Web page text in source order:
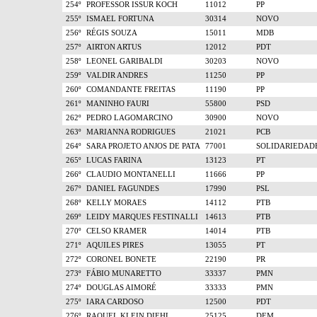
254º
PROFESSOR ISSUR KOCH 11012
PP
255º
ISMAEL FORTUNA 30314
NOVO
256º
RÉGIS SOUZA 15011
MDB
257º
AIRTON ARTUS 12012
PDT
258º
LEONEL GARIBALDI 30203
NOVO
259º
VALDIR ANDRES 11250
PP
260º
COMANDANTE FREITAS 11190
PP
261º
MANINHO FAURI 55800
PSD
262º
PEDRO LAGOMARCINO 30900
NOVO
263º
MARIANNA RODRIGUES 21021
PCB
264º
SARA PROJETO ANJOS DE PATA 77001
265º
LUCAS FARINA 13123
PT
266º
CLAUDIO MONTANELLI 11666
PP
267º
DANIEL FAGUNDES 17990
PSL
268º
KELLY MORAES 14112
PTB
269º
LEIDY MARQUES FESTINALLI 14613
PTB
270º
CELSO KRAMER 14014
PTB
271º
AQUILES PIRES 13055
PT
272º
CORONEL BONETE 22190
PR
273º
FÁBIO MUNARETTO 33337
PMN
274º
DOUGLAS AIMORÉ 33333
PMN
275º
IARA CARDOSO 12500
PDT